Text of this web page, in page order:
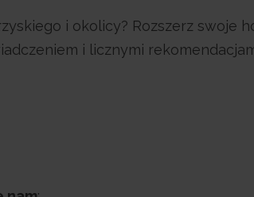
i okolicy? Rozszerz swoje
i licznymi